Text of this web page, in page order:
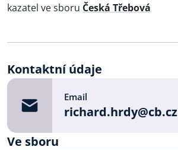
kazatel ve sboru Česká Třebová
Kontaktní údaje
Email
richard.hrdy@cb.cz
Ve sboru